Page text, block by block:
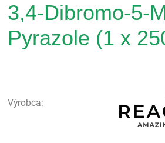
3,4-Dibromo-5-
Pyrazole (1 x
Výrobca: